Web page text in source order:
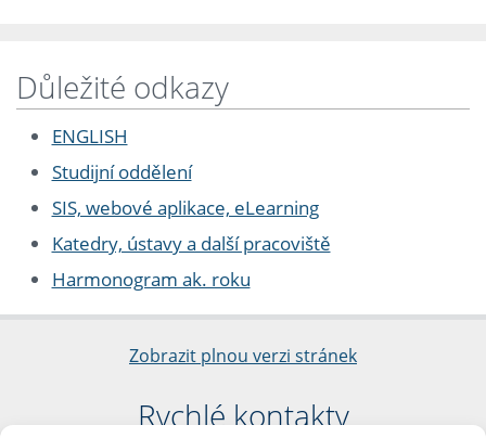
Důležité odkazy
ENGLISH
Studijní oddělení
SIS, webové aplikace, eLearning
Katedry, ústavy a další pracoviště
Harmonogram ak. roku
Zobrazit plnou verzi stránek
Rychlé kontakty